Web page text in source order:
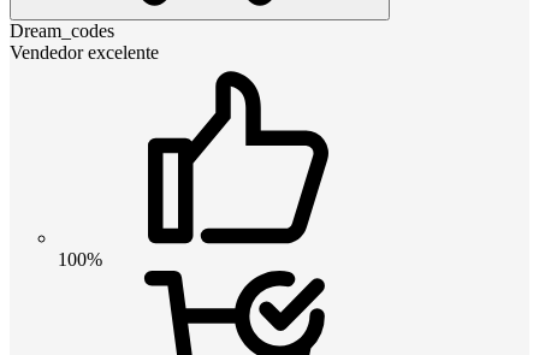
Dream_codes
Vendedor excelente
100%